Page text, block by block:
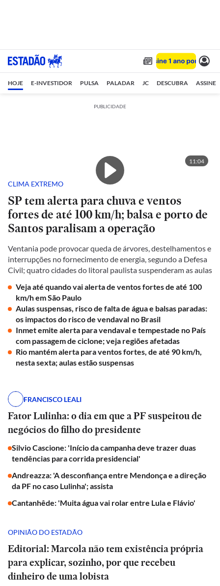
HOJE E-INVESTIDOR PULSA PALADAR JC DESCUBRA ASSINE
PUBLICIDADE
11:04
CLIMA EXTREMO
SP tem alerta para chuva e ventos
fortes de até 100 km/h; balsa e porto de
Santos paralisam a operação
Ventania pode provocar queda de árvores, destelhamentos e
interrupções no fornecimento de energia, segundo a Defesa
Civil; quatro cidades do litoral paulista suspenderam as aulas
Veja até quando vai alerta de ventos fortes de até 100
km/h em São Paulo
Aulas suspensas, risco de falta de água e balsas paradas:
os impactos do risco de vendaval no Brasil
Inmet emite alerta para vendaval e tempestade no País
com passagem de ciclone; veja regiões afetadas
Rio mantém alerta para ventos fortes, de até 90 km/h,
nesta sexta; aulas estão suspensas
FRANCISCO LEALI
Fator Lulinha: o dia em que a PF suspeitou de
negócios do filho do presidente
Silvio Cascione: 'Início da campanha deve trazer duas
tendências para corrida presidencial'
Andreazza: 'A desconfiança entre Mendonça e a direção
da PF no caso Lulinha'; assista
Cantanhêde: 'Muita água vai rolar entre Lula e Flávio'
OPINIÃO DO ESTADÃO
Editorial: Marcola não tem existência própria
para explicar, sozinho, por que recebeu
dinheiro de uma lobista